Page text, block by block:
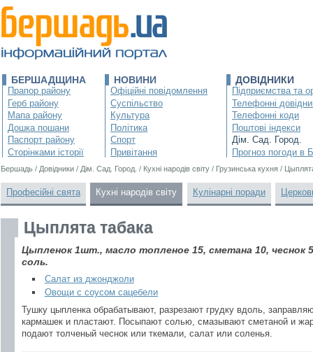
БЕРШАДЩИНА
Прапор району
Герб району
Мапа району
Дошка пошани
Паспорт району
Сторінками історії
НОВИНИ
Офіційні повідомлення
Суспільство
Культура
Політика
Спорт
Привітання
ДОВІДНИКИ
Підприємства та
Телефонні
Телефонні коди
Поштові індекси
Дім. Сад. Город.
Прогноз погоди в
Бершадь / Довідники / Дім. Сад. Город. / Кухні народів світу / Грузинська кухня /
Професійні свята Кухні народів світу Кулінарні поради
Цыплята табака
Цыпленок 1шт., масло топленое 15, сметана 10, чеснок
соль.
Салат из джонджоли
Овощи с соусом сацебели
Тушку цыпленка обрабатывают, разрезают грудку вдоль,
кармашек и пластают. Посыпают солью, смазывают сметаной и
подают толченый чеснок или ткемали, салат или соленья.